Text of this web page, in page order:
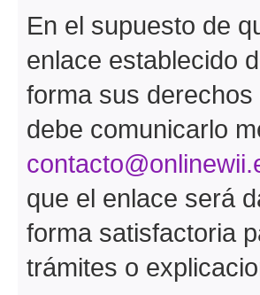
En el supuesto de
enlace establecido
forma sus
debe comunicarlo
que el enlace será
forma satisfactoria
trámites o